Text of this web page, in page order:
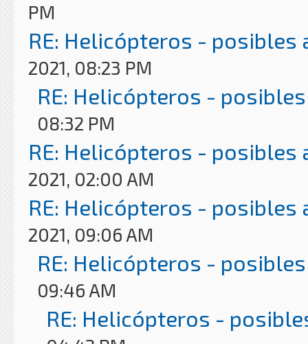
PM
RE: Helicópteros - posibles
2021, 08:23 PM
RE: Helicópteros -
08:32 PM
RE: Helicópteros - posibles
2021, 02:00 AM
RE: Helicópteros - posibles
2021, 09:06 AM
RE: Helicópteros -
09:46 AM
RE: Helicópteros -